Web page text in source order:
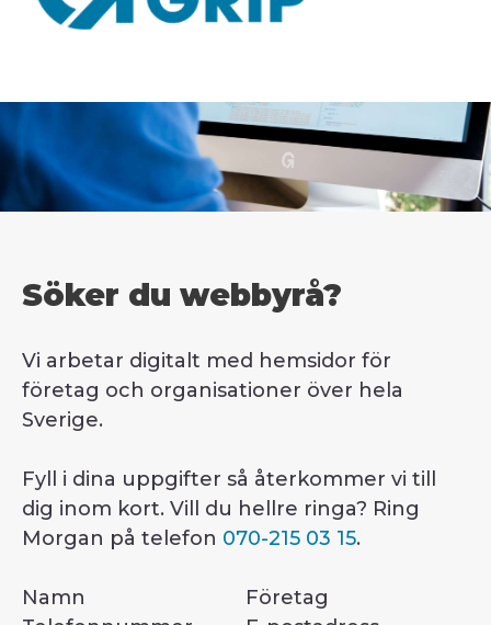
Söker du webbyrå?
Vi arbetar digitalt med hemsidor för
företag och organisationer över hela
Sverige.
Fyll i dina uppgifter så återkommer vi till
dig inom kort. Vill du hellre ringa? Ring
Morgan på telefon 070-215 03 15.
Section